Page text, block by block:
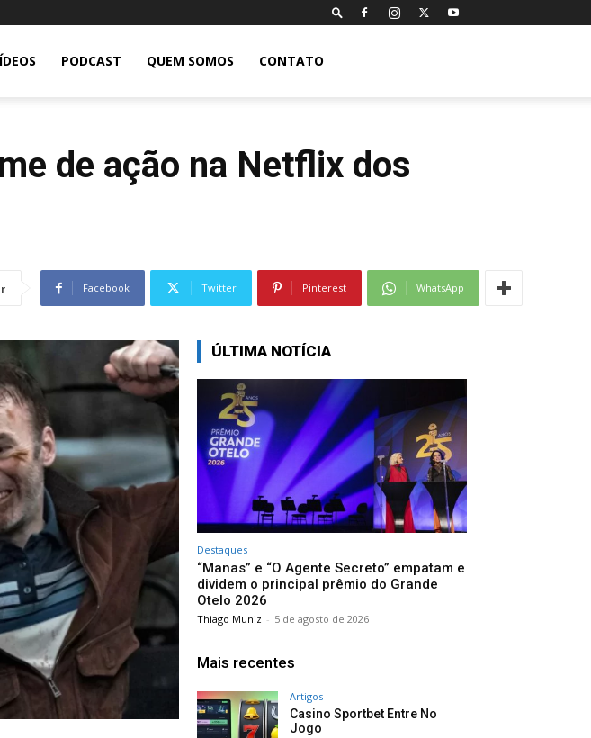
PODCAST QUEM SOMOS CONTATO
de ação na Netflix dos
Facebook Twitter Pinterest WhatsApp
ÚLTIMA NOTÍCIA
Destaques
“Manas” e “O Agente Secreto” empatam e
dividem o principal prêmio do Grande
Otelo 2026
Thiago Muniz - 5 de agosto de 2026
Mais recentes
Artigos
Casino Sportbet Entre No
Jogo